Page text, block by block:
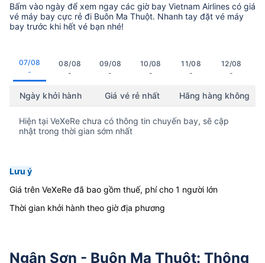
Bấm vào ngày để xem ngay các giờ bay Vietnam Airlines có giá
vé máy bay cực rẻ đi Buôn Ma Thuột. Nhanh tay đặt vé máy
bay trước khi hết vé bạn nhé!
07/08
-
08/08
-
09/08
-
10/08
-
11/08
-
12/08
-
Ngày khởi hành Giá vé rẻ nhất Hãng hàng không
Hiện tại VeXeRe chưa có thông tin chuyến bay, sẽ cập
nhật trong thời gian sớm nhất
Lưu ý
Giá trên VeXeRe đã bao gồm thuế, phí cho 1 người lớn
Thời gian khởi hành theo giờ địa phương
Ngân Sơn - Buôn Ma Thuột: Thông